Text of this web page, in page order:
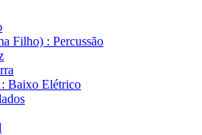
Filho) : Percussão
Baixo Elétrico